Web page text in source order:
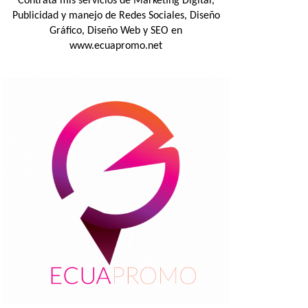
Publicidad y manejo de Redes Sociales, Diseño
Gráfico, Diseño Web y SEO en
www.ecuapromo.net